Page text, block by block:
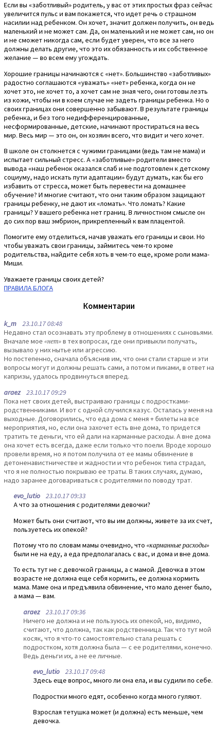
Если вы «заботливый» родитель, у вас от этих простых фраз сейчас
увеличится пульс и вам покажется, что идет речь о страшном
насилии над ребенком. Он хочет, значит должен получить, он ведь
маленький и не может сам. Да, он маленький и не может сам, но он
и не сможет никогда сам, если будет уверен, что все за него
должны делать другие, что это их обязанность и их собственное
желание — во всем ему угождать.
Хорошие границы начинаются с «нет». Большинство «заботливых»
радостно соглашаются «уважать» «нет» ребенка, когда он не
хочет это, не хочет то, а хочет сам не зная чего, они готовы лезть
из кожи, чтобы ни в коем случае не задеть границы ребенка. Но о
своих границах они совершенно забывают. В результате границы
ребенка, и без того недифференцированные,
несформированные, детские, начинают простираться на весь
мир. Весь мир — это он, он хозяин всего, что видит и чего хочет.
В школе он столкнется с чужими границами (ведь там не мама) и
испытает сильный стресс. А «заботливые» родители вместо
вывода «наш ребенок оказался слаб и не подготовлен к детскому
социуму, надо искать пути адаптации» будут думать, как бы его
избавить от стресса, может быть перевести на домашнее
обучение? И многие считают, что они таким образом защищают
границы ребенку, не дают их «ломать». Что ломать? Какие
границы? У вашего ребенка нет границ. В личностном смысле он
до сих пор ваш эмбрион, прикрепленный к вам плацентой.
Помогите ему отделиться, начав уважать его границы и свои. Но
чтобы уважать свои границы, займитесь чем-то кроме
родительства, найдите себя хоть в чем-то еще, кроме роли мама-
Миши.
Уважаете границы своих детей?
ПРАВИЛА БЛОГА
Комментарии
k_m 23.10.17 08:48
Недавно стал осознавать эту проблему в отношениях с сыновьями.
Вначале мое «нет»в тех вопросах, где они привыкли получать,
вызывало у них нытье или агрессию.
Но постепенно, сначала объяснив им, что они стали старше и эти
вопросы могут и должны решать сами, а потом и пиками, в ответ на
капризы, удалось продвинуться вперед.
araez23.10.17 09:29
Пока нет своих детей, выстраиваю границы с подростками-
родственниками. И вот с одной случился казус. Осталась у меня на
выходные. Договорились, что еда дома с меня + билеты на все
мероприятия, но, если она захочет есть вне дома, то придется
тратить те деньги, что ей дали на карманные расходы. А вне дома
она хочет есть всегда, даже если только что поели. Вроде хорошо
провели время, но я потом получила от ее мамы обвинение в
детоненавистничестве и жадности и что ребенок типа страдал,
что я не полностью покрываю ее траты. В таких случаях, думаю,
надо заранее договариваться с родителями по поводу трат.
evo_lutio23.10.17 09:33
А что за отношения с родителями девочки?
Может быть они считают, что вы им должны, живете за их счет,
пользуетесь их опекой?
Потому что по словам мамы очевидно, что «карманные расходы»
были не на еду, а еда предполагалась с вас, и дома и вне дома.
То есть тут не с девочкой границы, а с мамой. Девочка в этом
возрасте не должна еще себя кормить, ее должна кормить
мама. Маме она и предъявила обвинение, что мало денег было,
а мама — вам.
araez23.10.17 09:36
Ничего не должна и не пользуюсь их опекой, но, видимо,
считают, что должна, так как родственница. Так что тут мой
косяк, что я что-то самостоятельно стала решать с
подростком, хотя должна была — с ее родителями, конечно.
Ведь деньги их, а не ее личные.
evo_lutio23.10.17 09:48
Здесь еще вопрос, много ли она ела, и вы судили по себе.
Подростки много едят, особенно когда много гуляют.
Взрослая тетушка может (и должна) есть меньше, чем
девочка.